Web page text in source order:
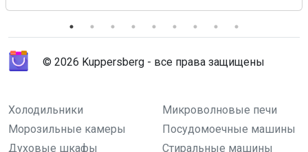
© 2026 Kuppersberg - все права защищены
Холодильники
Микроволновые печи
Морозильные камеры
Посудомоечные машины
Духовые шкафы
Стиральные машины